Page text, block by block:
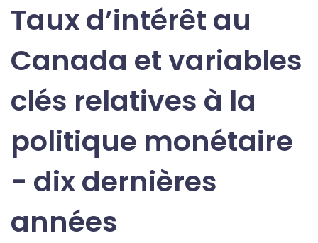
Taux d’intérêt au
Canada et variables
clés relatives à la
politique monétaire
- dix dernières
années